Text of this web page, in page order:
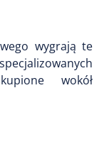
wygrają te
wokół